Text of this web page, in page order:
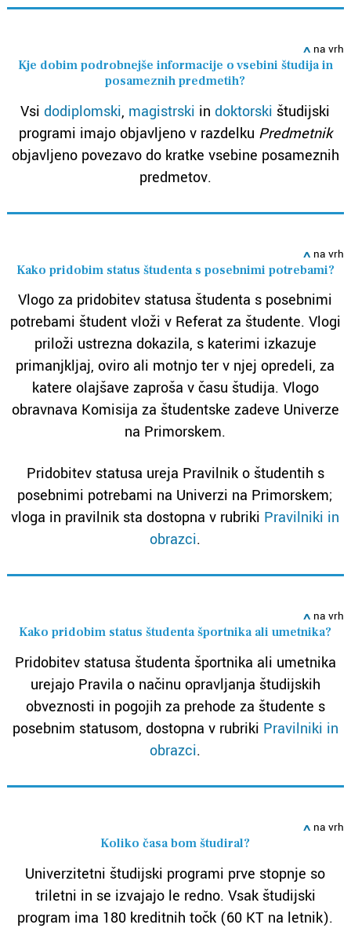
na vrh
Kje dobim podrobnejše informacije o vsebini študija in
posameznih predmetih?
Vsidodiplomski, magistrski indoktorski študijski
programi imajo objavljeno v razdelku Predmetnik
objavljeno povezavo do kratke vsebine posameznih
predmetov.
na vrh
Kako pridobim status študenta s posebnimi potrebami?
Vlogo za pridobitev statusa študenta s posebnimi
potrebami študent vloži v Referat za študente. Vlogi
priloži ustrezna dokazila, s katerimi izkazuje
primanjkljaj, oviro ali motnjo ter v njej opredeli, za
katere olajšave zaproša v času študija. Vlogo
obravnava Komisija za študentske zadeve Univerze
na Primorskem.
Pridobitev statusa ureja Pravilnik o študentih s
posebnimi potrebami na Univerzi na Primorskem;
vloga in pravilnik sta dostopna v rubriki Pravilniki in
obrazci.
na vrh
Kako pridobim status študenta športnika ali umetnika?
Pridobitev statusa študenta športnika ali umetnika
urejajo Pravila o načinu opravljanja študijskih
obveznosti in pogojih za prehode za študente s
posebnim statusom, dostopna v rubriki Pravilniki in
obrazci.
na vrh
Koliko časa bom študiral?
Univerzitetni študijski programi prve stopnje so
triletni in se izvajajo le redno. Vsak študijski
program ima 180 kreditnih točk (60 KT na letnik).